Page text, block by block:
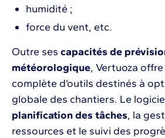
humidité ;
force du vent, etc.
Outre ses capacités de
météorologique, Vertuoza
complète d’outils destinés à
globale des chantiers. Le
planification des tâches, la
ressources et le suivi des